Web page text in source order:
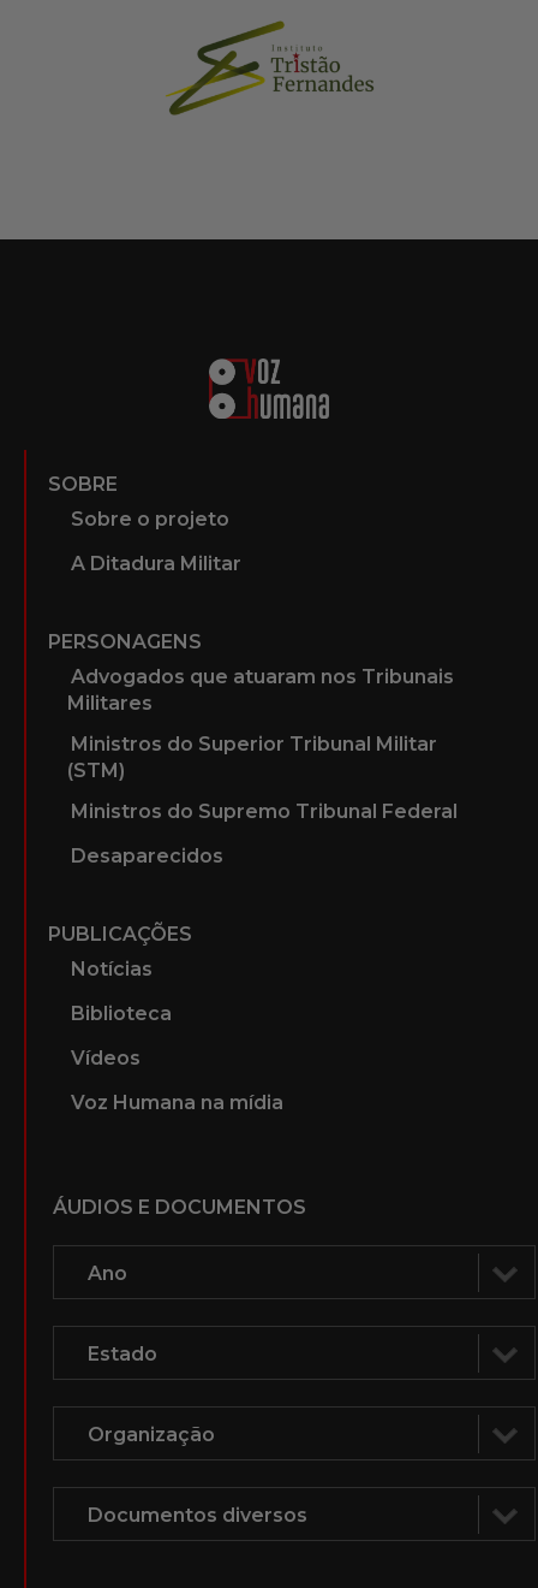
SOBRE
Sobre o projeto
A Ditadura Militar
PERSONAGENS
Advogados que atuaram nos Tribunais
Militares
Ministros do Superior Tribunal Militar
(STM)
Ministros do Supremo Tribunal Federal
Desaparecidos
PUBLICAÇÕES
Notícias
Biblioteca
Vídeos
Voz Humana na mídia
ÁUDIOS E DOCUMENTOS